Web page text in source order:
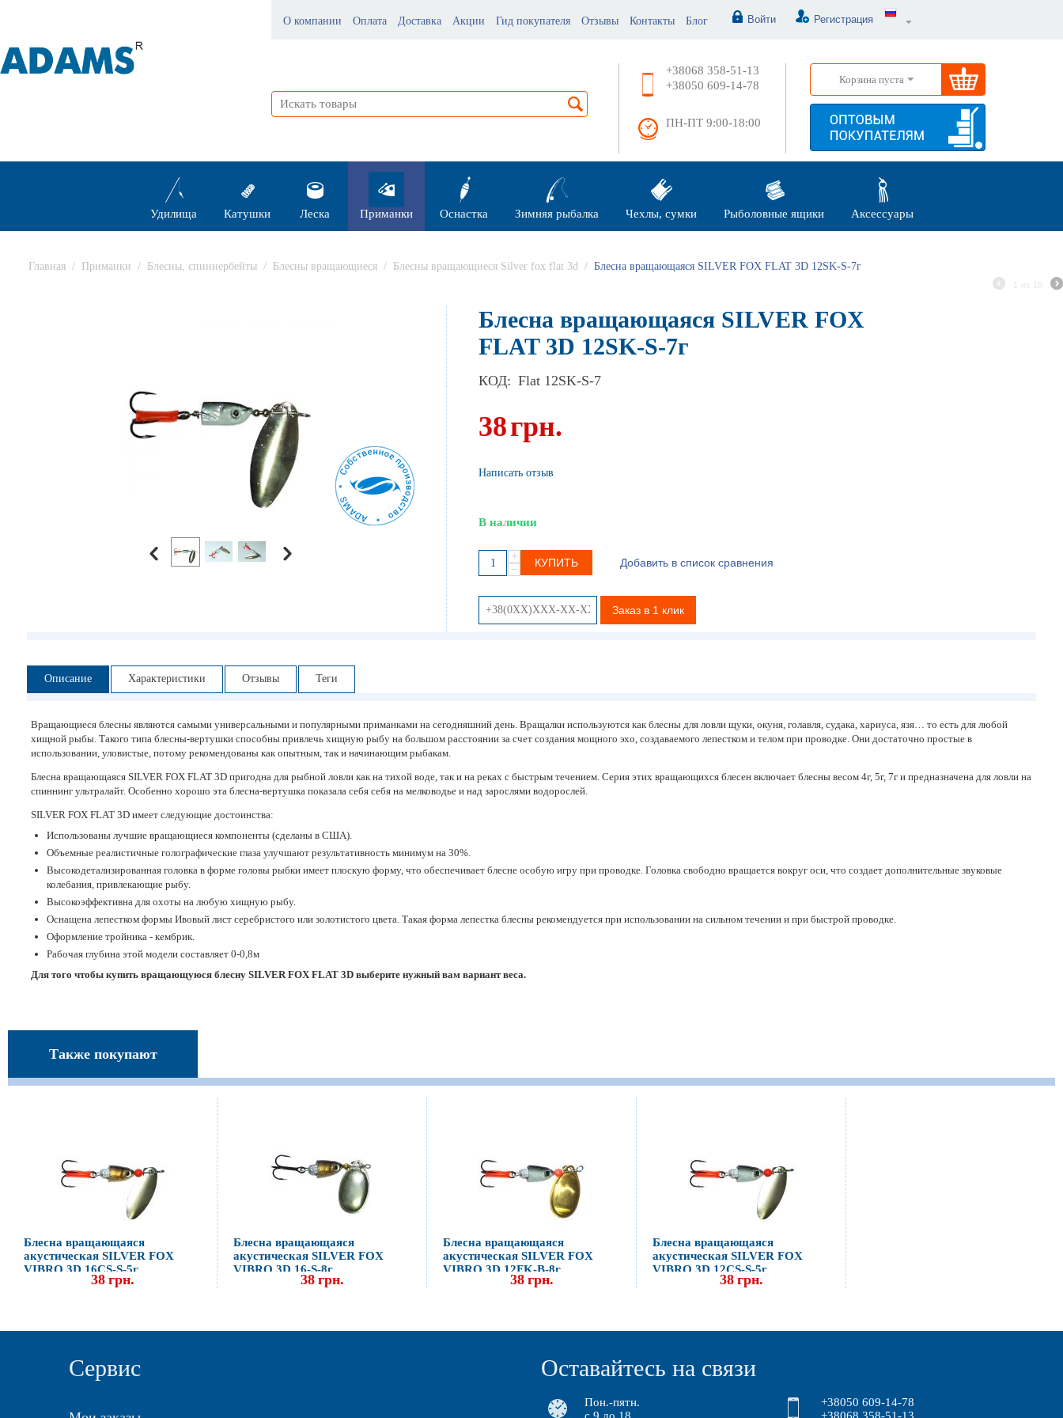
О компании Оплата Доставка Акции Гид покупателя Отзывы Контакты Блог Войти Регистрация
+38068 358-51-13
+38050 609-14-78
ПН-ПТ 9:00-18:00
Корзина пуста
Удилища Катушки Леска Приманки Оснастка Зимняя рыбалка Чехлы, сумки Рыболовные ящики Аксессуары
Главная / Приманки / Блесны, спиннербейты / Блесны вращающиеся / Блесны вращающиеся Silver fox flat 3d / Блесна вращающаяся SILVER FOX FLAT 3D 12SK-S-7г
Блесна вращающаяся SILVER FOX
FLAT 3D 12SK-S-7г
КОД: Flat 12SK-S-7
38грн.
Написать отзыв
В наличии
+
−
КУПИТЬ Добавить в список сравнения
Заказ в 1 клик
Описание Характеристики Отзывы Теги
Вращающиеся блесны являются самыми универсальными и популярными приманками на сегодняшний день. Вращалки используются как блесны для ловли щуки, окуня, голавля, судака, хариуса, язя… то есть для любой
хищной рыбы. Такого типа блесны-вертушки способны привлечь хищную рыбу на большом расстоянии за счет создания мощного эхо, создаваемого лепестком и телом при проводке. Они достаточно простые в
использовании, уловистые, потому рекомендованы как опытным, так и начинающим рыбакам.
Блесна вращающаяся SILVER FOX FLAT 3D пригодна для рыбной ловли как на тихой воде, так и на реках с быстрым течением. Серия этих вращающихся блесен включает блесны весом 4г, 5г, 7г и предназначена для ловли на
спиннинг ультралайт. Особенно хорошо эта блесна-вертушка показала себя себя на мелководье и над зарослями водорослей.
SILVER FOX FLAT 3D имеет следующие достоинства:
Использованы лучшие вращающиеся компоненты (сделаны в США).
Объемные реалистичные голографические глаза улучшают результативность минимум на 30%.
Высокодетализированная головка в форме головы рыбки имеет плоскую форму, что обеспечивает блесне особую игру при проводке. Головка свободно вращается вокруг оси, что создает дополнительные звуковые
колебания, привлекающие рыбу.
Высокоэффективна для охоты на любую хищную рыбу.
Оснащена лепестком формы Ивовый лист серебристого или золотистого цвета. Такая форма лепестка блесны рекомендуется при использовании на сильном течении и при быстрой проводке.
Оформление тройника - кембрик.
Рабочая глубина этой модели составляет 0-0,8м
Для того чтобы купить вращающуюся блесну SILVER FOX FLAT 3D выберите нужный вам вариант веса.
Также покупают
Блесна вращающаяся
акустическая SILVER FOX
VIBRO 3D 16CS-S-5г
38 грн.
Блесна вращающаяся
акустическая SILVER FOX
VIBRO 3D 16-S-8г
38 грн.
Блесна вращающаяся
акустическая SILVER FOX
VIBRO 3D 12FK-B-8г
38 грн.
Блесна вращающаяся
акустическая SILVER FOX
VIBRO 3D 12CS-S-5г
38 грн.
Сервис Оставайтесь на связи
Пон.-пятн.
+38050 609-14-78